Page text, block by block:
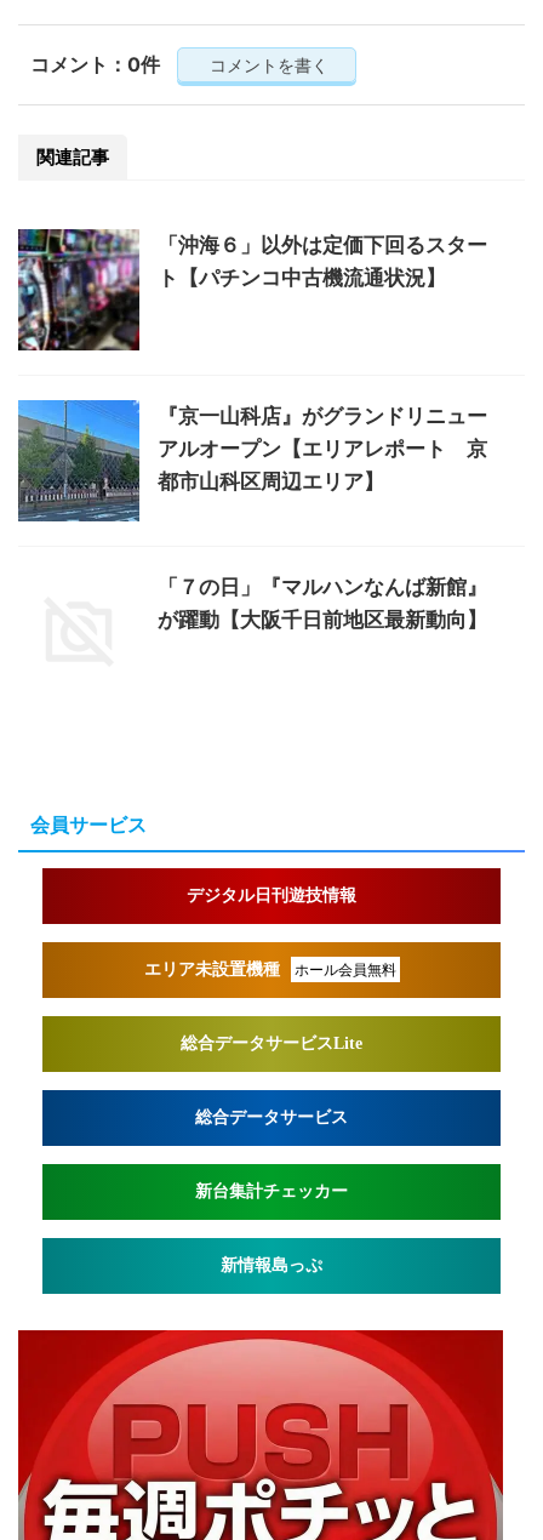
コメント：0件 コメントを書く
関連記事
「沖海６」以外は定価下回るスター
ト【パチンコ中古機流通状況】
『京一山科店』がグランドリニュー
アルオープン【エリアレポート 京
都市山科区周辺エリア】
「７の日」『マルハンなんば新館』
が躍動【大阪千日前地区最新動向】
会員サービス
デジタル日刊遊技情報
エリア未設置機種 ホール会員無料
総合データサービスLite
総合データサービス
新台集計チェッカー
新情報島っぷ